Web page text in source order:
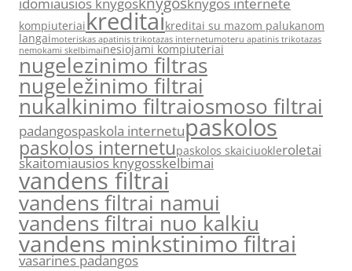
idomiausios knygos knygos internete
kompiuteriaikreditaikreditai su mazom palukanom
langaimoteriskas apatinis trikotazas internetumoteru apatinis trikotazas
nemokami skelbimainesiojami kompiuteriai
nugelezinimo filtras
nugeležinimo filtrai
nukalkinimo filtraiosmoso filtrai
padangospaskola internetupaskolos
paskolos internetupaskolos skaiciuokleroletai
skaitomiausios knygosskelbimai
vandens filtrai
vandens filtrai namui
vandens filtrai nuo kalkiu
vandens minkstinimo filtrai
vasarines padangos